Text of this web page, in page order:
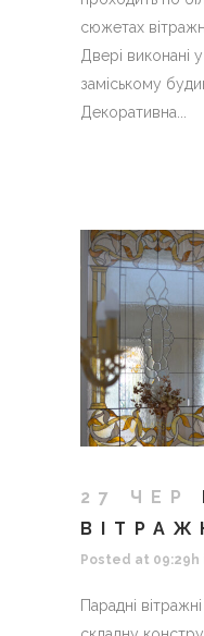
сюжетах
Двері виконані
заміському
Декоративна...
27 ЧЕР
Posted at 09:29h
Парадні